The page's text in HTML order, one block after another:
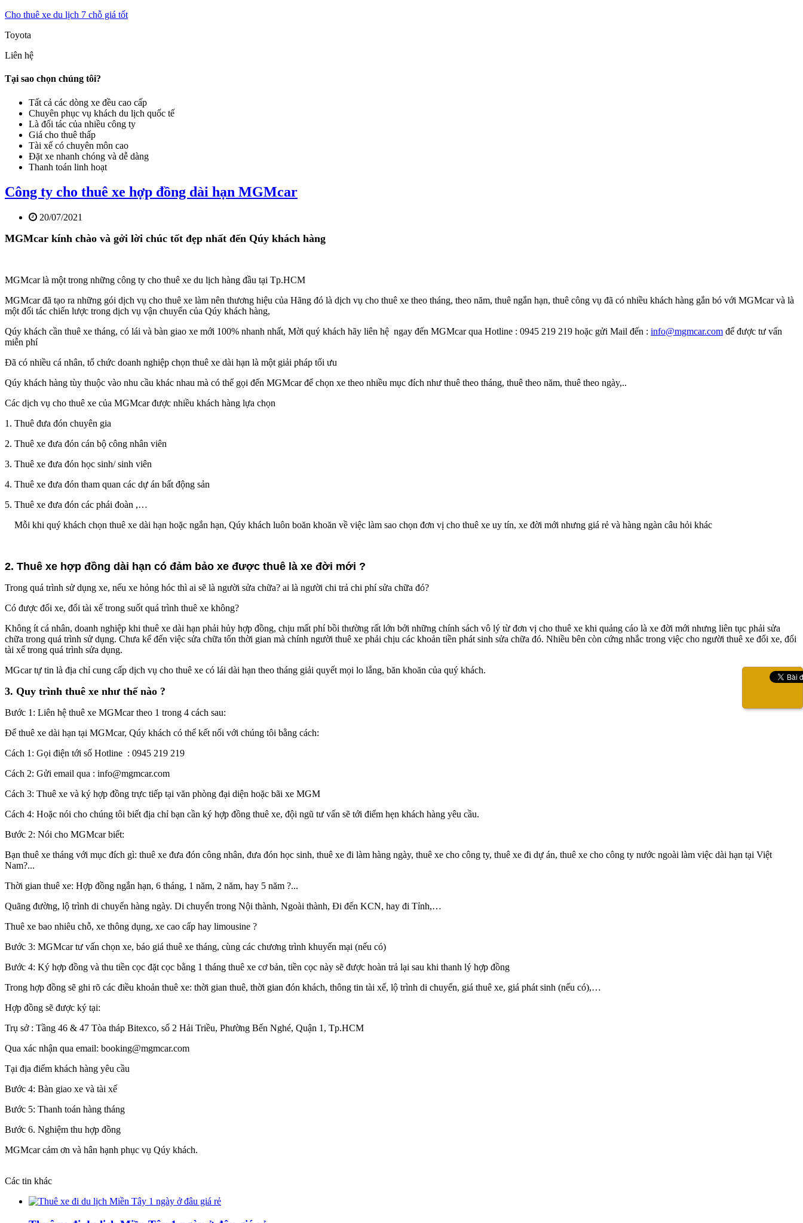
Cho thuê xe du lịch 7 chỗ giá tốt
Toyota
Liên hệ
Tại sao chọn chúng tôi?
Tất cả các dòng xe đều cao cấp
Chuyên phục vụ khách du lịch quốc tế
Là đối tác của nhiều công ty
Giá cho thuê thấp
Tài xế có chuyên môn cao
Đặt xe nhanh chóng và dễ dàng
Thanh toán linh hoạt
Công ty cho thuê xe hợp đồng dài hạn MGMcar
20/07/2021
MGMcar kính chào và gởi lời chúc tốt đẹp nhất đến Qúy khách hàng
MGMcar là một trong những công ty cho thuê xe du lịch hàng đầu tại Tp.HCM
MGMcar đã tạo ra những gói dịch vụ cho thuê xe làm nên thương hiệu của Hãng đó là dịch vụ cho thuê xe theo tháng, theo năm, thuê ngắn hạn, thuê công vụ đã có nhiều khách hàng gắn bó với MGMcar và là
một đối tác chiến lược trong dịch vụ vận chuyển của Qúy khách hàng,
Qúy khách cần thuê xe tháng, có lái và bàn giao xe mới 100% nhanh nhất, Mời quý khách hãy liên hệ ngay đến MGMcar qua Hotline : 0945 219 219 hoặc gửi Mail đến : info@mgmcar.com để được tư vấn
miễn phí
Đã có nhiều cá nhân, tổ chức doanh nghiệp chọn thuê xe dài hạn là một giải pháp tối ưu
Qúy khách hàng tùy thuộc vào nhu cầu khác nhau mà có thể gọi đến MGMcar để chọn xe theo nhiều mục đích như thuê theo tháng, thuê theo năm, thuê theo ngày,..
Các dịch vụ cho thuê xe của MGMcar được nhiều khách hàng lựa chọn
1. Thuê đưa đón chuyên gia
2. Thuê xe đưa đón cán bộ công nhân viên
3. Thuê xe đưa đón học sinh/ sinh viên
4. Thuê xe đưa đón tham quan các dự án bất động sản
5. Thuê xe đưa đón các phái đoàn ,…
Mỗi khi quý khách chọn thuê xe dài hạn hoặc ngắn hạn, Qúy khách luôn boăn khoăn về việc làm sao chọn đơn vị cho thuê xe uy tín, xe đời mới nhưng giá rẻ và hàng ngàn câu hỏi khác
2. Thuê xe hợp đồng dài hạn có đảm bảo xe được thuê là xe đời mới ?
Trong quá trình sử dụng xe, nếu xe hỏng hóc thì ai sẽ là người sửa chữa? ai là người chi trả chi phí sửa chữa đó?
Có được đổi xe, đổi tài xế trong suốt quá trình thuê xe không?
Không ít cá nhân, doanh nghiệp khi thuê xe dài hạn phải hủy hợp đồng, chịu mất phí bồi thường rất lớn bởi những chính sách vô lý từ đơn vị cho thuê xe khi quảng cáo là xe đời mới nhưng liên tục phải sửa
chữa trong quá trình sử dụng. Chưa kể đến việc sửa chữa tốn thời gian mà chính người thuê xe phải chịu các khoản tiền phát sinh sửa chữa đó. Nhiều bên còn cứng nhắc trong việc cho người thuê xe đổi xe, đổi
tài xế trong quá trình sửa dụng.
MGcar tự tin là địa chỉ cung cấp dịch vụ cho thuê xe có lái dài hạn theo tháng giải quyết mọi lo lắng, băn khoăn của quý khách.
3. Quy trình thuê xe như thế nào ?
Bước 1: Liên hệ thuê xe MGMcar theo 1 trong 4 cách sau:
Để thuê xe dài hạn tại MGMcar, Qúy khách có thể kết nối với chúng tôi bằng cách:
Cách 1: Gọi điện tới số Hotline : 0945 219 219
Cách 2: Gửi email qua : info@mgmcar.com
Cách 3: Thuê xe và ký hợp đồng trực tiếp tại văn phòng đại diện hoặc bãi xe MGM
Cách 4: Hoặc nói cho chúng tôi biết địa chỉ bạn cần ký hợp đồng thuê xe, đội ngũ tư vấn sẽ tới điểm hẹn khách hàng yêu cầu.
Bước 2: Nói cho MGMcar biết:
Bạn thuê xe tháng với mục đích gì: thuê xe đưa đón công nhân, đưa đón học sinh, thuê xe đi làm hàng ngày, thuê xe cho công ty, thuê xe đi dự án, thuê xe cho công ty nước ngoài làm việc dài hạn tại Việt
Nam?...
Thời gian thuê xe: Hợp đồng ngắn hạn, 6 tháng, 1 năm, 2 năm, hay 5 năm ?...
Quãng đường, lộ trình di chuyển hàng ngày. Di chuyển trong Nội thành, Ngoài thành, Đi đến KCN, hay đi Tỉnh,…
Thuê xe bao nhiêu chỗ, xe thông dụng, xe cao cấp hay limousine ?
Bước 3: MGMcar tư vấn chọn xe, báo giá thuê xe tháng, cùng các chương trình khuyến mại (nếu có)
Bước 4: Ký hợp đồng và thu tiền cọc đặt cọc bằng 1 tháng thuê xe cơ bản, tiền cọc này sẽ được hoàn trả lại sau khi thanh lý hợp đồng
Trong hợp đồng sẽ ghi rõ các điều khoản thuê xe: thời gian thuê, thời gian đón khách, thông tin tài xế, lộ trình di chuyển, giá thuê xe, giá phát sinh (nếu có),…
Hợp đồng sẽ được ký tại:
Trụ sở : Tầng 46 & 47 Tòa tháp Bitexco, số 2 Hải Triều, Phường Bến Nghé, Quận 1, Tp.HCM
Qua xác nhận qua email: booking@mgmcar.com
Tại địa điểm khách hàng yêu cầu
Bước 4: Bàn giao xe và tài xế
Bước 5: Thanh toán hàng tháng
Bước 6. Nghiệm thu hợp đồng
MGMcar cảm ơn và hân hạnh phục vụ Qúy khách.
Các tin khác